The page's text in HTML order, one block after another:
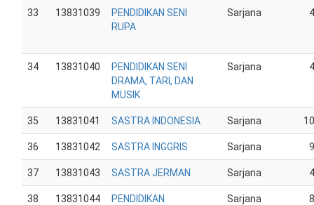
33 13831039
PENDIDIKAN SENI
RUPA
Sarjana
34 13831040
PENDIDIKAN SENI
DRAMA, TARI, DAN
MUSIK
Sarjana
35 13831041 SASTRA INDONESIA Sarjana
36 13831042 SASTRA INGGRIS Sarjana
37 13831043 SASTRA JERMAN Sarjana
38 13831044
PENDIDIKAN
Sarjana